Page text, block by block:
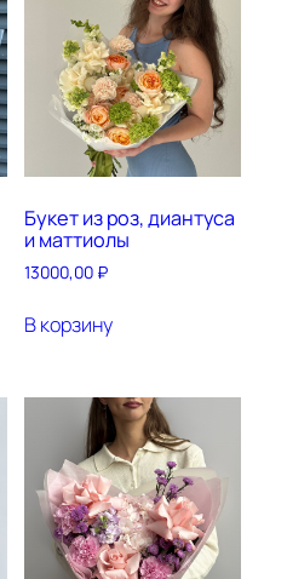
Букет из роз, диантуса
и маттиолы
13000,00 ₽
В корзину